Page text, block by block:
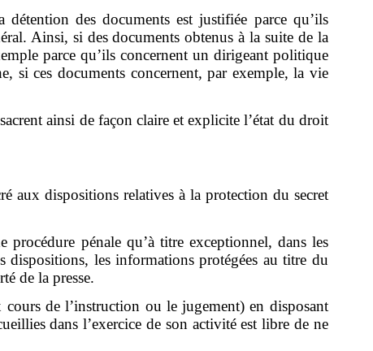
des documents est justifiée parce qu’ils
Ainsi, si des documents obtenus à la suite de la
parce qu’ils concernent un dirigeant politique
si ces documents concernent, par exemple, la vie
ainsi de façon claire et explicite l’état du droit
aux dispositions relatives à la protection du secret
procédure pénale qu’à titre exceptionnel, dans les
dispositions, les informations protégées au titre du
de la presse.
de l’instruction ou le jugement) en disposant
dans l’exercice de son activité est libre de ne